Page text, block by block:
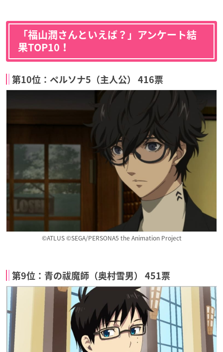
「福山潤さんといえば？」アンケート結
果TOP10！
第10位：ペルソナ5（主人公） 416票
©ATLUS ©SEGA/PERSONA5 the Animation Project
第9位：青の祓魔師（奥村雪男） 451票